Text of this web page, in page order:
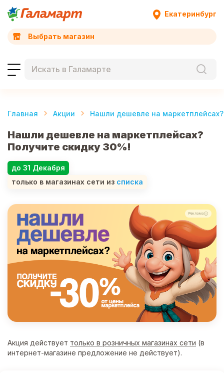
Екатеринбург
Выбрать магазин
Главная Акции Нашли дешевле на
Реклама
Нашли дешевле на маркетплейсах?
Получите скидку 30%!
до 31 Декабря
только в магазинах сети из списка
Акция действует только в розничных магазинах сети (в
интернет-магазине предложение не действует).